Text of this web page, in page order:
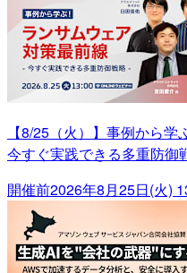
【8/25（火）】事例から
今すぐ実践できる多重防御
開催前2026年8月25日(火)